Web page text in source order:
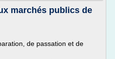
marchés publics de
de passation et de